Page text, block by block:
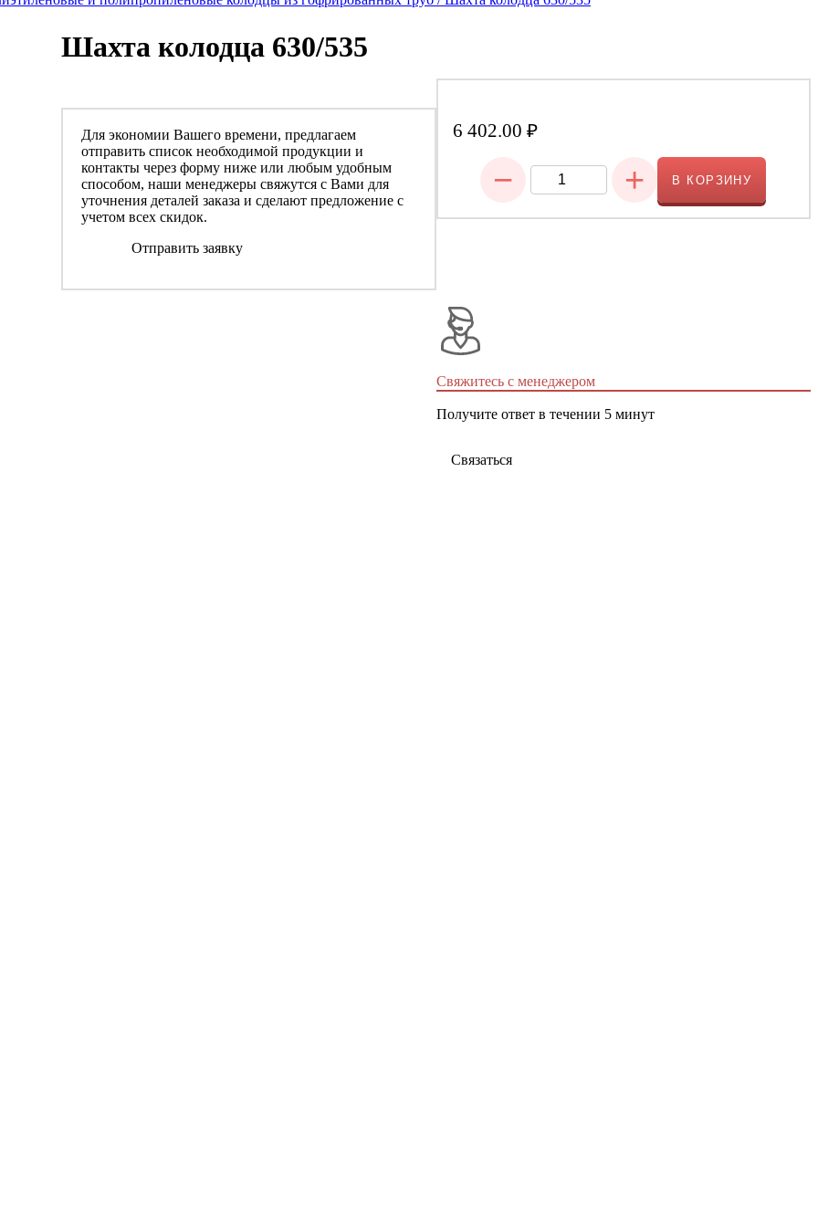
Шахта колодца 630/535
Для экономии Вашего времени, предлагаем
отправить список необходимой продукции и
контакты через форму ниже или любым удобным
способом, наши менеджеры свяжутся с Вами для
уточнения деталей заказа и сделают предложение с
учетом всех скидок.
Отправить заявку
6 402.00 ₽
− + В КОРЗИНУ
Свяжитесь с менеджером
Получите ответ в течении 5 минут
Связаться